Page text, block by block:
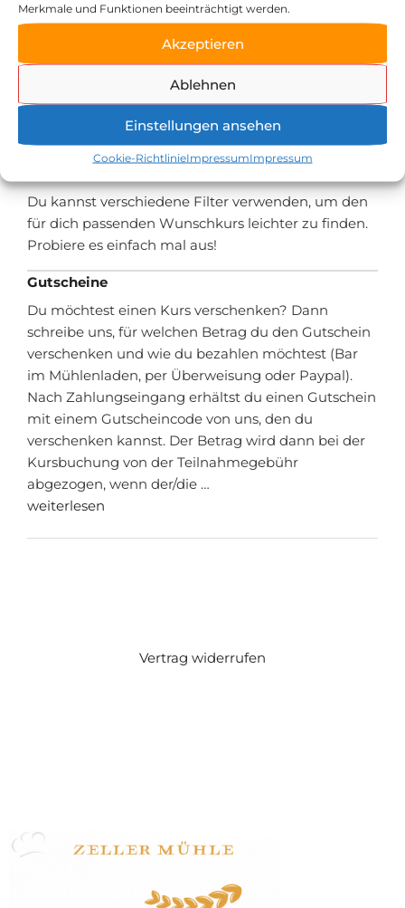
Merkmale und Funktionen beeinträchtigt werden.
Akzeptieren
Ablehnen
Einstellungen ansehen
Cookie-RichtlinieImpressumImpressum
Wunschkurs ausgebucht?
Keine Sorge. Wir arbeiten bereits am nächsten
Kursangebot. Und in der Zwischenzeit einfach auf
unserer Hauptseite zeller-muehle.de für den
erfahren, wann die nächsten Kurse starten!
Du kannst verschiedene Filter verwenden, um den
für dich passenden Wunschkurs leichter zu finden.
Probiere es einfach mal aus!
Gutscheine
Du möchtest einen Kurs verschenken? Dann
schreibe uns, für welchen Betrag du den Gutschein
verschenken und wie du bezahlen möchtest (Bar
im Mühlenladen, per Überweisung oder Paypal).
Nach Zahlungseingang erhältst du einen Gutschein
mit einem Gutscheincode von uns, den du
verschenken kannst. Der Betrag wird dann bei der
Kursbuchung von der Teilnahmegebühr
abgezogen, wenn der/die …
weiterlesen
Vertrag widerrufen